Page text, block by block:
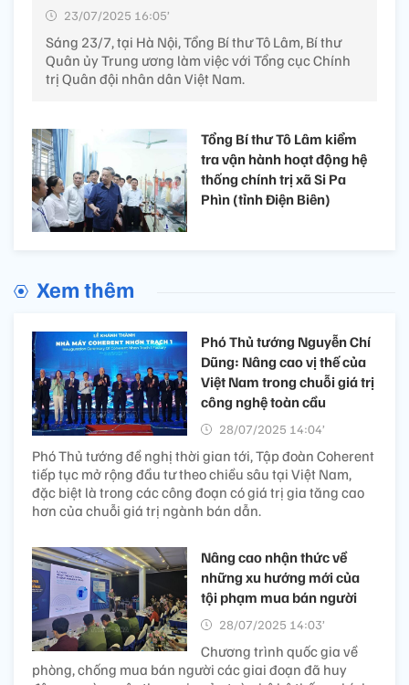
23/07/2025 16:05’
Sáng 23/7, tại Hà Nội, Tổng Bí thư Tô Lâm, Bí thư
Quân ủy Trung ương làm việc với Tổng cục Chính
trị Quân đội nhân dân Việt Nam.
Tổng Bí thư Tô Lâm kiểm
tra vận hành hoạt động hệ
thống chính trị xã Si Pa
Phìn (tỉnh Điện Biên)
Xem thêm
Phó Thủ tướng Nguyễn Chí
Dũng: Nâng cao vị thế của
Việt Nam trong chuỗi giá trị
công nghệ toàn cầu
28/07/2025 14:04’
Phó Thủ tướng đề nghị thời gian tới, Tập đoàn Coherent
tiếp tục mở rộng đầu tư theo chiều sâu tại Việt Nam,
đặc biệt là trong các công đoạn có giá trị gia tăng cao
hơn của chuỗi giá trị ngành bán dẫn.
Nâng cao nhận thức về
những xu hướng mới của
tội phạm mua bán người
28/07/2025 14:03’
Chương trình quốc gia về
phòng, chống mua bán người các giai đoạn đã huy